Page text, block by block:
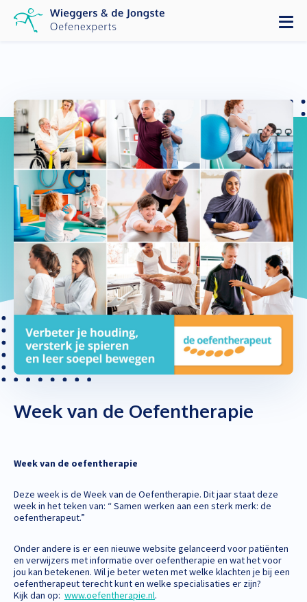
Week van de Oefentherapie
Week van de oefentherapie
Deze week is de Week van de Oefentherapie. Dit jaar staat deze
week in het teken van: “ Samen werken aan een sterk merk: de
oefentherapeut.”
Onder andere is er een nieuwe website gelanceerd voor patiënten
en verwijzers met informatie over oefentherapie en wat het voor
jou kan betekenen. Wil je beter weten met welke klachten je bij een
oefentherapeut terecht kunt en welke specialisaties er zijn?
Kijk dan op: www.oefentherapie.nl.